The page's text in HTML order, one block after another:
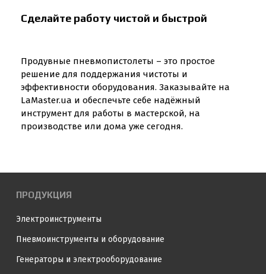
Сделайте работу чистой и быстрой
Продувные пневмопистолеты – это простое
решение для поддержания чистоты и
эффективности оборудования. Заказывайте на
LaMaster.ua и обеспечьте себе надёжный
инструмент для работы в мастерской, на
производстве или дома уже сегодня.
ПРОДУКЦИЯ
Электроинструменты
Пневмоинструменты и оборудование
Генераторы и электрооборудование